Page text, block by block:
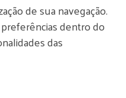
de sua navegação.
dentro do
das